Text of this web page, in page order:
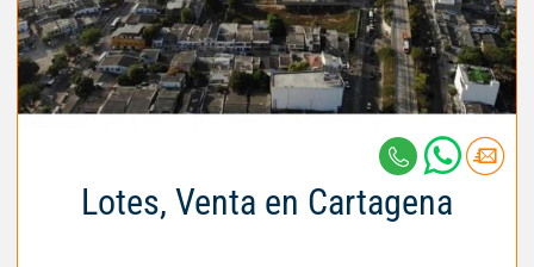
Lotes, Venta en Cartagena